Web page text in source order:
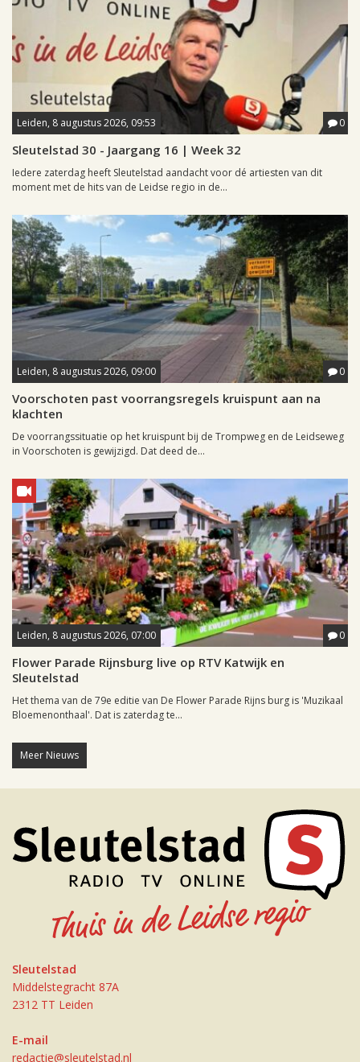
Leiden, 8 augustus 2026, 09:53 0
Sleutelstad 30 - Jaargang 16 | Week 32
Iedere zaterdag heeft Sleutelstad aandacht voor dé artiesten van dit
moment met de hits van de Leidse regio in de...
Leiden, 8 augustus 2026, 09:00 0
Voorschoten past voorrangsregels kruispunt aan na
klachten
De voorrangssituatie op het kruispunt bij de Trompweg en de Leidseweg
in Voorschoten is gewijzigd. Dat deed de...
Leiden, 8 augustus 2026, 07:00 0
Flower Parade Rijnsburg live op RTV Katwijk en
Sleutelstad
Het thema van de 79e editie van De Flower Parade Rijns burg is 'Muzikaal
Bloemenonthaal'. Dat is zaterdag te...
Meer Nieuws
Sleutelstad
Middelstegracht 87A
2312 TT Leiden
E-mail
redactie@sleutelstad.nl